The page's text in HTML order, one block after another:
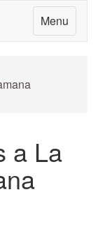
Menu
a La